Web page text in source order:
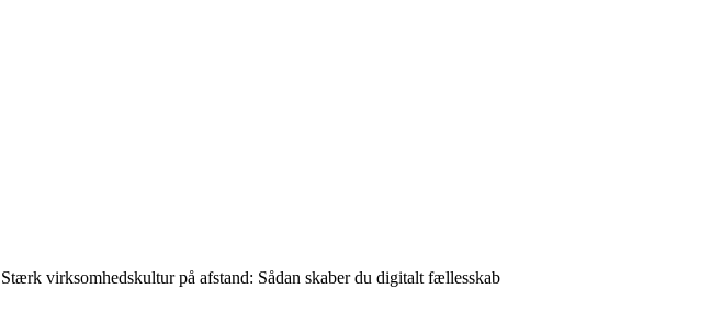
Stærk virksomhedskultur på afstand: Sådan skaber du digitalt fællesskab